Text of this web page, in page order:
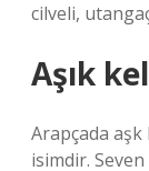
cilveli,
Aşık
Arapçada
isimdir.